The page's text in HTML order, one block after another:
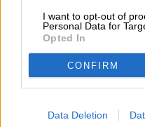
I want to opt-out of
Personal Data for
Opted In
CONFIRM
Data Deletion